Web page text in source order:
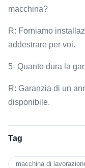
macchina?
R: Forniamo
addestrare per voi.
5- Quanto dura la
R: Garanzia di un
disponibile.
Tag
macchina di